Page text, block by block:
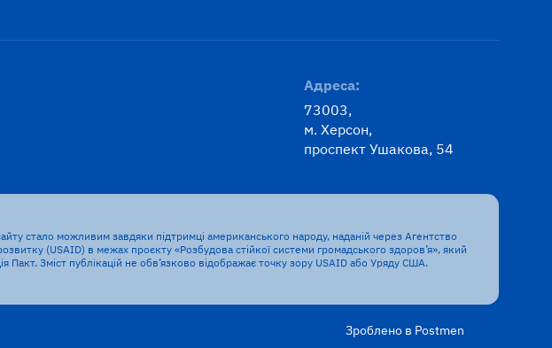
Адреса:
73003,
м. Херсон,
проспект Ушакова, 54
стало можливим завдяки підтримці американського народу, наданій через Агентство
(USAID) в межах проєкту «Розбудова стійкої системи громадського здоров’я», який
Пакт. Зміст публікацій не обв’язково відображає точку зору USAID або Уряду США.
Зроблено в Postmen